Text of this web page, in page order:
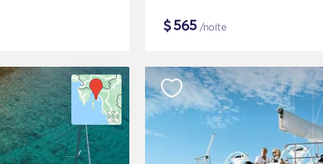
$565 /noite